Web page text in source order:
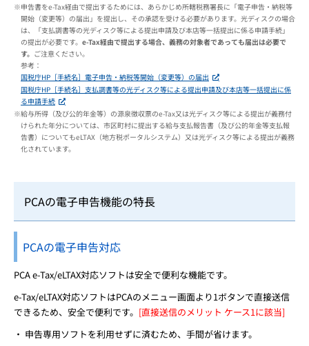
※申告書をe-Tax経由で提出するためには、あらかじめ所轄税務署長に「電子申告・納税等
開始（変更等）の届出」を提出し、その承認を受ける必要があります。光ディスクの場合
は、「支払調書等の光ディスク等による提出申請及び本店等一括提出に係る申請手続」
の提出が必要です。 e-Tax経由で提出する場合、義務の対象者であっても届出は必要で
す。 ご注意ください。
参考：
国税庁HP［手続名］電子申告・納税等開始（変更等）の届出
国税庁HP［手続名］支払調書等の光ディスク等による提出申請及び本店等一括提出に係
る申請手続
※給与所得（及び公的年金等）の源泉徴収票のe-Tax又は光ディスク等による提出が義務付
けられた年分については、市区町村に提出する給与支払報告書（及び公的年金等支払報
告書）についてもeLTAX（地方税ポータルシステム）又は光ディスク等による提出が義務
化されています。
PCAの電子申告機能の特長
PCAの電子申告対応
PCA e-Tax/eLTAX対応ソフトは安全で便利な機能です。
e-Tax/eLTAX対応ソフトはPCAのメニュー画面より1ボタンで直接送信
できるため、安全で便利です。 [直接送信のメリット ケース1に該当]
申告専用ソフトを利用せずに済むため、手間が省けます。